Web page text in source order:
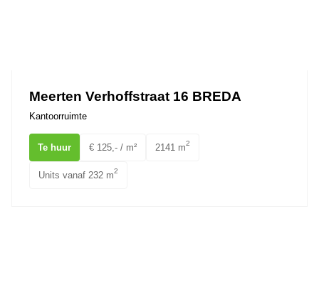
Meerten Verhoffstraat 16 BREDA
Kantoorruimte
Te huur € 125,- / m² 2141 m2
Units vanaf 232 m2